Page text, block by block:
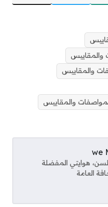
والمقاييس
والمقاييس
والمقاييس
we
هوايتي المفضلة
العامة